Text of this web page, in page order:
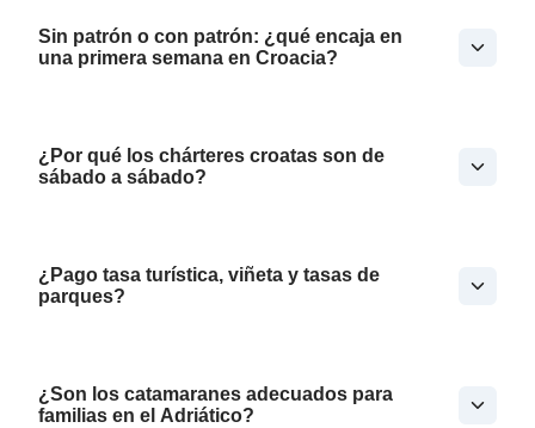
Sin patrón o con patrón: ¿qué encaja en
una primera semana en Croacia?
¿Por qué los chárteres croatas son de
sábado a sábado?
¿Pago tasa turística, viñeta y tasas de
parques?
¿Son los catamaranes adecuados para
familias en el Adriático?